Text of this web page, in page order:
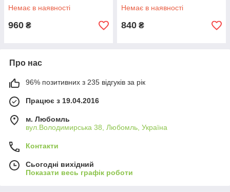
Немає в наявності
960 ₴
Немає в наявності
840 ₴
Про нас
96% позитивних з 235 відгуків за рік
Працює з 19.04.2016
м. Любомль
вул.Володимирська 38, Любомль, Україна
Контакти
Сьогодні вихідний
Показати весь графік роботи